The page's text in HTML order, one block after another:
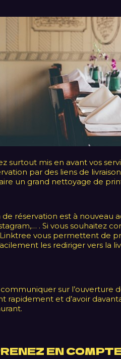
surtout mis en avant vos
par des liens de
un grand nettoyage de
réservation est à nouveau
. Si vous souhaitez
vous permettent de
les rediriger vers la
sur
rapidement et d’avoir
EN